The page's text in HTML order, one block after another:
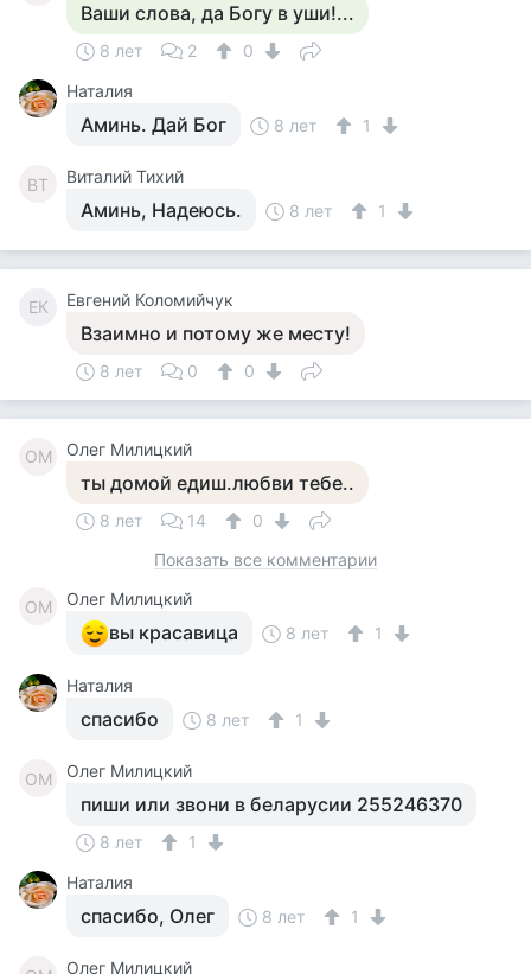
Ваши слова, да Богу в уши!...
8 лет 2
0
Наталия
Аминь. Дай Бог 8 лет 1
ВТ Виталий Тихий
Аминь, Надеюсь. 8 лет 1
ЕК Евгений Коломийчук
Взаимно и потому же месту!
8 лет 0 0
ОМ Олег Милицкий
ты домой едиш.любви тебе..
8 лет 14
0
Показать все комментарии
ОМ Олег Милицкий
вы красавица 8 лет 1
Наталия
спасибо 8 лет 1
ОМ Олег Милицкий
пиши или звони в беларусии 255246370
8 лет
1
Наталия
спасибо, Олег 8 лет 1
Олег Милицкий